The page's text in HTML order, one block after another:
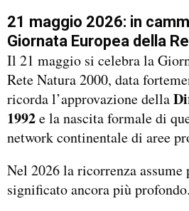
21 maggio 2026: in
Giornata Europea della
Il 21 maggio si celebra la
Rete Natura 2000, data
ricorda l’approvazione della
1992e la nascita formale di
network continentale di aree
Nel 2026 la ricorrenza
significato ancora più profondo.